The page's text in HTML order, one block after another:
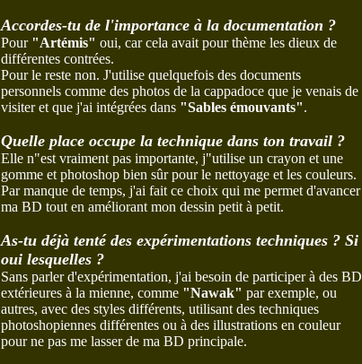
Accordes-tu de l'importance à la documentation ?
Pour"Artémis" oui, car cela avait pour thème les dieux de
différentes contrées.
Pour le reste non. J'utilise quelquefois des documents
personnels comme des photos de la cappadoce que je venais de
visiter et que j'ai intégrées dans "Sables émouvants".
Quelle place occupe la technique dans ton travail ?
Elle n"est vraiment pas importante, j"utilise un crayon et une
gomme et photoshop bien sûr pour le nettoyage et les couleurs.
Par manque de temps, j'ai fait ce choix qui me permet d'avancer
ma BD tout en améliorant mon dessin petit à petit.
As-tu déjà tenté des expérimentations techniques ? Si
oui lesquelles ?
Sans parler d'expérimentation, j'ai besoin de participer à des BD
extérieures à la mienne, comme "Nawak" par exemple, ou
autres, avec des styles différents, utilisant des techniques
photoshopiennes différentes ou à des illustrations en couleur
pour ne pas me lasser de ma BD principale.